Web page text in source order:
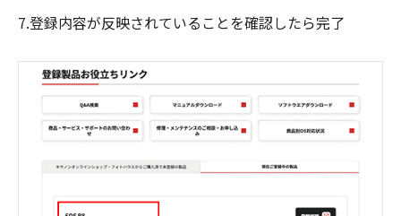
7.登録内容が反映されていることを確認したら完了